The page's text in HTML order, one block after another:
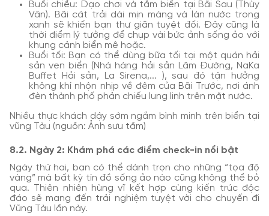
Buổi chiều: Dạo chơi và tắm biển tại Bãi Sau (Thùy
Vân). Bãi cát trải dài mịn màng và làn nước trong
xanh sẽ khiến bạn thư giãn tuyệt đối. Đây cũng là
thời điểm lý tưởng để chụp vài bức ảnh sống ảo với
khung cảnh biển mê hoặc.
Buổi tối: Bạn có thể dùng bữa tối tại một quán hải
sản ven biển (Nhà hàng hải sản Lâm Đường, NaKa
Buffet Hải sản, La Sirena,... ), sau đó tận hưởng
không khí nhộn nhịp về đêm của Bãi Trước, nơi ánh
đèn thành phố phản chiếu lung linh trên mặt nước.
Nhiều thực khách dậy sớm ngắm bình minh trên biển tại
vũng Tàu (nguồn: Ảnh sưu tầm)
8.2. Ngày 2: Khám phá các điểm check-in nổi bật
Ngày thứ hai, bạn có thể dành trọn cho những “tọa độ
vàng” mà bất kỳ tín đồ sống ảo nào cũng không thể bỏ
qua. Thiên nhiên hùng vĩ kết hợp cùng kiến trúc độc
đáo sẽ mang đến trải nghiệm tuyệt vời cho chuyến đi
Vũng Tàu lần này.